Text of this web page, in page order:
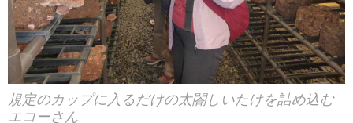
規定のカップに入るだけの太閤しいたけを詰め込む
エコーさん